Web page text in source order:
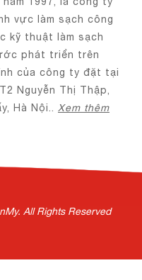
vực làm sạch công
kỹ thuật làm sạch
phát triển trên
của công ty đặt tại
Nguyễn Thị Thập,
Hà Nội.. Xem thêm
All Rights Reserved